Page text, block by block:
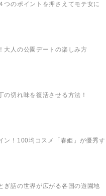
つのポイントを押さえてモテ女に
大人の公園デートの楽しみ方
切れ味を復活させる方法！
ン！100均コスメ「春姫」が優秀す
ぎ話の世界が広がる各国の遊園地